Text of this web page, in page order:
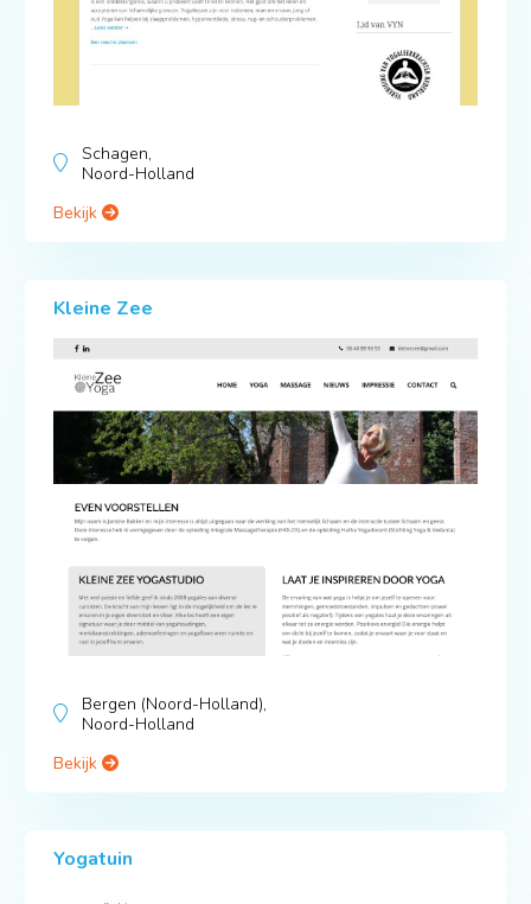
Schagen,
Noord-Holland
Bekijk
Kleine Zee
Bergen (Noord-Holland),
Noord-Holland
Bekijk
Yogatuin